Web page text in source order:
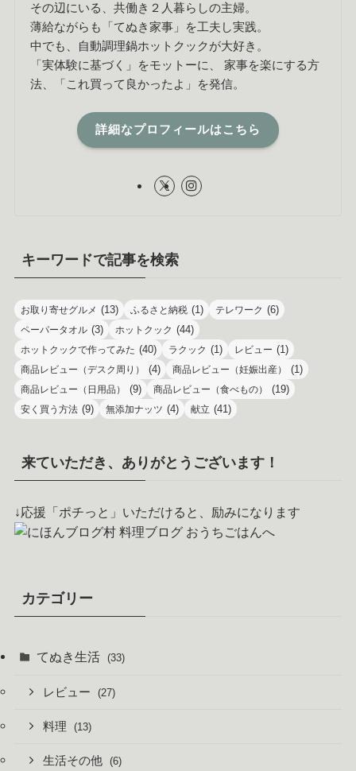
その辺にいる、共働き２人暮らしの主婦。
薄給ながらも「てぬき家事」を工夫し実践。
中でも、自動調理鍋ホットクックが大好き。
「実体験に基づく」をモットーに、 家事を楽にする方
法、「これ買って良かったよ」を発信。
詳細なプロフィールはこちら
キーワードで記事を検索
お取り寄せグルメ (13) ふるさと納税 (1) テレワーク (6)
ペーパータオル (3) ホットクック (44)
ホットクックで作ってみた (40) ラクック (1) レビュー (1)
商品レビュー（デスク周り） (4) 商品レビュー（妊娠出産） (1)
商品レビュー（日用品） (9) 商品レビュー（食べもの） (19)
安く買う方法 (9) 無添加ナッツ (4) 献立 (41)
来ていただき、ありがとうございます！
↓応援「ポチっと」いただけると、励みになります
カテゴリー
てぬき生活 (33)
レビュー (27)
料理 (13)
生活その他 (6)